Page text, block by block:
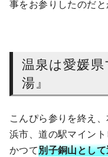
事をお参りしたのだと
温泉は愛媛
湯』
こんぴら参りを終え
浜市、道の駅マイン
かつて別子銅山とし